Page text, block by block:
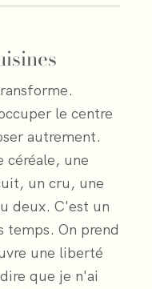
le centre
autrement.
céréale, une
un cru, une
deux. C'est un
temps. On prend
une liberté
que je n'ai